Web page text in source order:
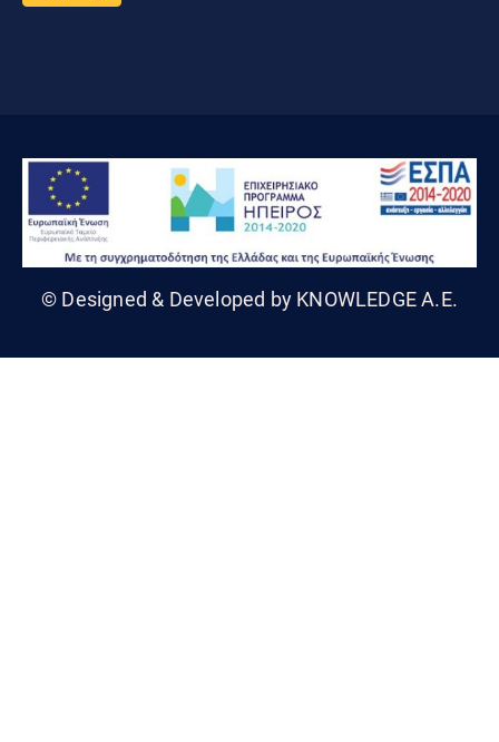
© Designed & Developed by KNOWLEDGE A.E.